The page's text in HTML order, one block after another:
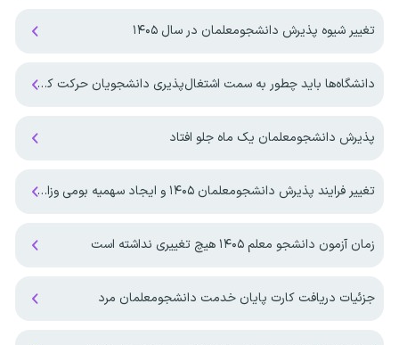
تغییر شیوه پذیرش دانشجومعلمان در سال ۱۴۰۵
دانشگاه‌ها باید چطور به سمت اشتغال‌پذیری دانشجویان حرکت کنند؟
پذیرش دانشجومعلمان یک ماه جلو افتاد
تغییر فرایند پذیرش دانشجومعلمان ۱۴۰۵ و ایجاد سهمیه بومی وزارت بهداشت
زمان آزمون دانشجو معلم ۱۴۰۵ هیچ تغییری نداشته است
جزئیات دریافت کارت پایان خدمت دانشجومعلمان مرد